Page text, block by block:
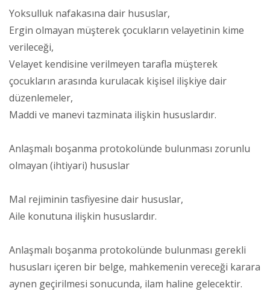
Yoksulluk nafakasına dair hususlar,
Ergin olmayan müşterek çocukların velayetinin kime
verileceği,
Velayet kendisine verilmeyen tarafla müşterek
çocukların arasında kurulacak kişisel ilişkiye dair
düzenlemeler,
Maddi ve manevi tazminata ilişkin hususlardır.
Anlaşmalı boşanma protokolünde bulunması zorunlu
olmayan (ihtiyari) hususlar
Mal rejiminin tasfiyesine dair hususlar,
Aile konutuna ilişkin hususlardır.
Anlaşmalı boşanma protokolünde bulunması gerekli
hususları içeren bir belge, mahkemenin vereceği karara
aynen geçirilmesi sonucunda, ilam haline gelecektir.